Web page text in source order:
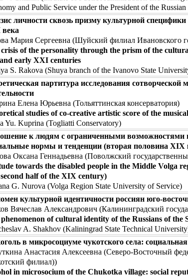
and Public Service under the President of the
личности сквозь призму культурной
Мария Сергеевна (Шуйский филиал Ивановского
of the personality through the prism of the
early XXI centuries
S. Rakova (Shuya branch of the Ivanovo State
партитура исследования сотворческой
Елена Юрьевна (Тольяттинская консерватория)
studies of co-creative artistic score of the
Yu. Kuprina (Togliatti Conservatory)
к людям с ограниченными возможностями
нормы и тенденции (вторая половина XIX
Оксана Геннадьевна (Поволжский
towards the disabled people in the Middle Volga
half of the XIX century)
G. Nurova (Volga Region State University of Service)
культурной идентичности россиян юго-
Вячеслав Александрович (Калининградский
of cultural identity of the Russians of the
A. Shakhov (Kaliningrad State Technical
в микросоциуме чукотского села:
Анастасия Алексеевна (Северо-Восточный
филиал))
in microsocium of the Chukotka village: social